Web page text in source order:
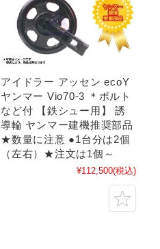
アイドラー アッセン ecoY
ヤンマー Vio70-3 ＊ボルト
など付 【鉄シュー用】 誘
導輪 ヤンマー建機推奨部品
★数量に注意 ●1台分は2個
（左右）★注文は1個～
¥112,500(税込)